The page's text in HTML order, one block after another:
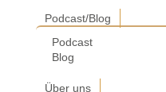
Podcast/Blog
Podcast
Blog
Über uns